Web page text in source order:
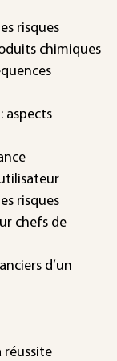
risques
chimiques
aspects
risques
chefs de
d’un
réussite